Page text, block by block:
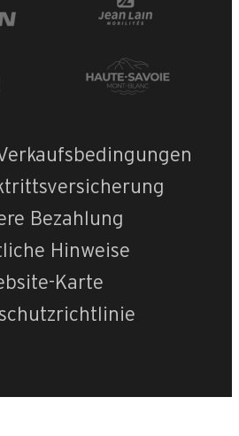
Bezahlung
Hinweise
Karte